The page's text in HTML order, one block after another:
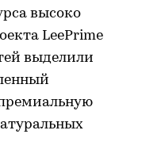
высоко
LeePrime
выделили